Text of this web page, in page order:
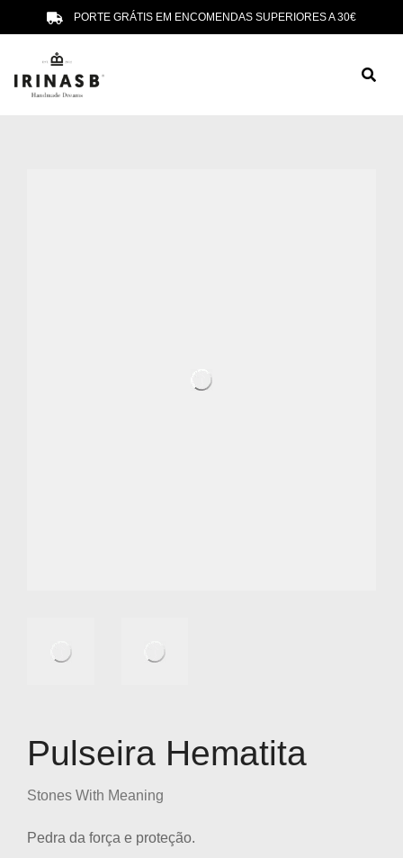
PORTE GRÁTIS EM ENCOMENDAS SUPERIORES A 30€
Pulseira Hematita
Stones With Meaning
Pedra da força e proteção.